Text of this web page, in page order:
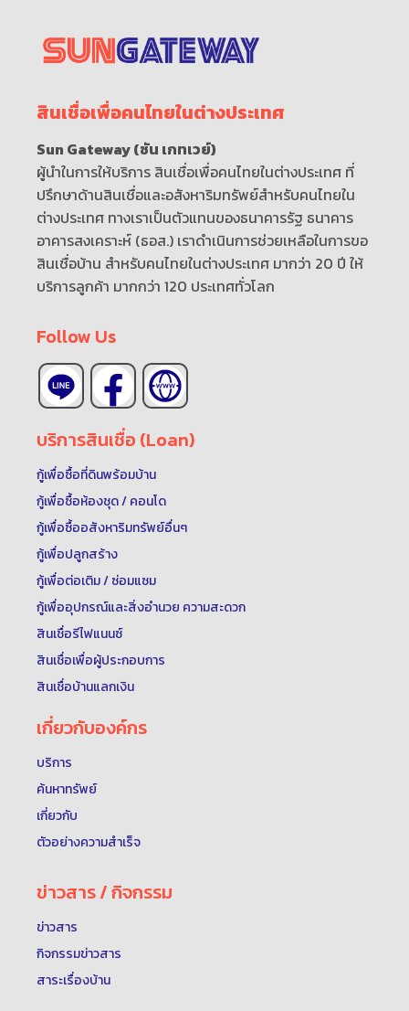
สินเชื่อเพื่อคนไทยในต่างประเทศ
Sun Gateway (ซัน เกทเวย์)
ผู้นำในการให้บริการ สินเชื่อเพื่อคนไทยในต่างประเทศ ที่
ปรึกษาด้านสินเชื่อและอสังหาริมทรัพย์สำหรับคนไทยใน
ต่างประเทศ ทางเราเป็นตัวแทนของธนาคารรัฐ ธนาคาร
อาคารสงเคราะห์ (ธอส.) เราดำเนินการช่วยเหลือในการขอ
สินเชื่อบ้าน สำหรับคนไทยในต่างประเทศ มากว่า 20 ปี ให้
บริการลูกค้า มากกว่า 120 ประเทศทั่วโลก
Follow Us
บริการสินเชื่อ (Loan)
กู้เพื่อซื้อที่ดินพร้อมบ้าน
กู้เพื่อซื้อห้องชุด / คอนโด
กู้เพื่อซื้ออสังหาริมทรัพย์อื่นๆ
กู้เพื่อปลูกสร้าง
กู้เพื่อต่อเติม / ซ่อมแซม
กู้เพื่ออุปกรณ์และสิ่งอำนวย ความสะดวก
สินเชื่อรีไฟแนนซ์
สินเชื่อเพื่อผู้ประกอบการ
สินเชื่อบ้านแลกเงิน
เกี่ยวกับองค์กร
บริการ
ค้นหาทรัพย์
เกี่ยวกับ
ตัวอย่างความสำเร็จ
ข่าวสาร / กิจกรรม
ข่าวสาร
กิจกรรมข่าวสาร
สาระเรื่องบ้าน